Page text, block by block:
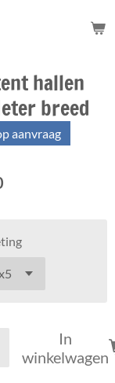
hallen
breed
aanvraag
In
winkelwagen